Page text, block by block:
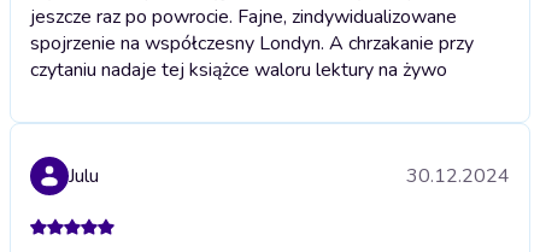
jeszcze raz po powrocie. Fajne, zindywidualizowane
spojrzenie na współczesny Londyn. A chrzakanie przy
czytaniu nadaje tej książce waloru lektury na żywo
Julu 30.12.2024